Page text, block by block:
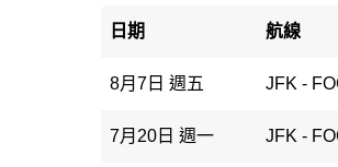
日期 航線
8月7日 週五 JFK -
7月20日 週一 JFK -